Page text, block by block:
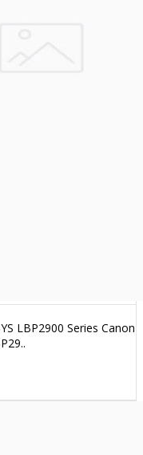
LBP2900 Series Canon